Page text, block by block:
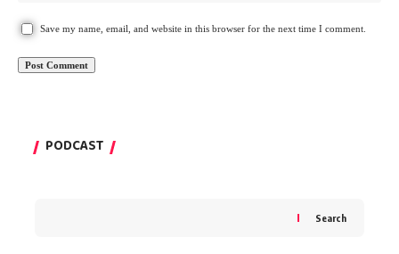
Save my name, email, and website in this browser for the next time I comment.
PODCAST
Search